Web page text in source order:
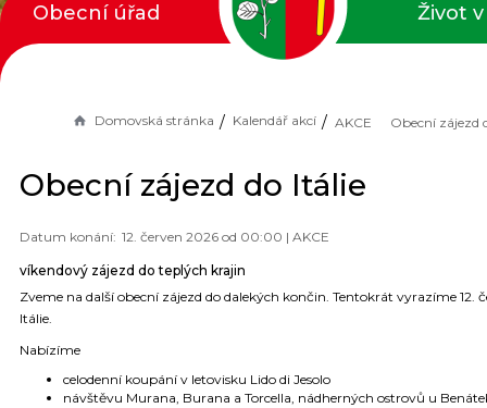
Domovská stránka Kalendář akcí AKCE Obecní zájezd
Obecní zájezd do Itálie
12. červen 2026 od 00:00 | AKCE
víkendový zájezd do teplých krajin
Zveme na další obecní zájezd do dalekých končin. Tentokrát vyrazíme 12.
Itálie.
Nabízíme
celodenní koupání v letovisku Lido di Jesolo
návštěvu Murana, Burana a Torcella, nádherných ostrovů u
Obecní úřad Život